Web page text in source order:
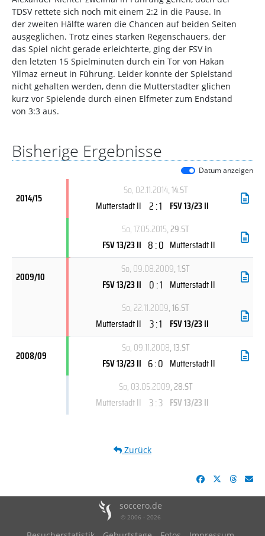
TDSV rettete sich noch mit einem 2:2 in die Pause. In
der zweiten Hälfte waren die Chancen auf beiden Seiten
ausgeglichen. Trotz eines starken Regenschauers, der
das Spiel nicht gerade erleichterte, ging der FSV in
den letzten 15 Spielminuten durch ein Tor von Hakan
Yilmaz erneut in Führung. Leider konnte der Spielstand
nicht gehalten werden, denn die Mutterstadter glichen
kurz vor Spielende durch einen Elfmeter zum Endstand
von 3:3 aus.
Bisherige Ergebnisse
Datum anzeigen
2014/15
So, 02.11.2014, 14.ST
Mutterstadt II 2 : 1 FSV 13/23 II
So, 17.05.2015, 29.ST
FSV 13/23 II 8 : 0 Mutterstadt II
2009/10
So, 09.08.2009, 1.ST
FSV 13/23 II 0 : 1 Mutterstadt II
So, 22.11.2009, 16.ST
Mutterstadt II 3 : 1 FSV 13/23 II
2008/09
So, 09.11.2008, 13.ST
FSV 13/23 II 6 : 0 Mutterstadt II
So, 03.05.2009, 28.ST
Mutterstadt II 3 : 3 FSV 13/23 II
Zurück
soccero.de
© 2006 - 2026